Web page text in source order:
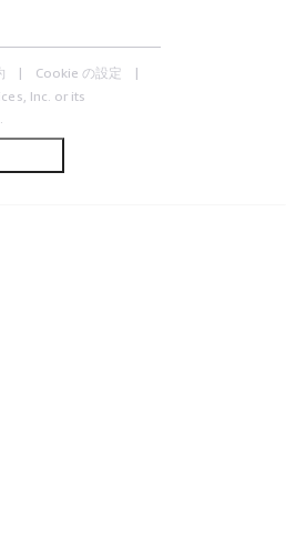
Cookie の設定
Inc. or its